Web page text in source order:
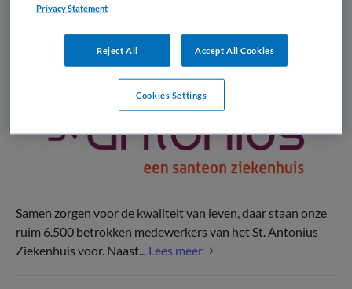
Hulpmiddelen bij St. Antonius Ziekenhuis is niet meer
Samen zorgen voor de kwaliteit van leven, daar staan onze
ruim 6.500 betrokken medewerkers van het St. Antonius
Ziekenhuis voor. Naast... Lees meer
Privacy Statement
Reject All Accept All Cookies
Cookies Settings